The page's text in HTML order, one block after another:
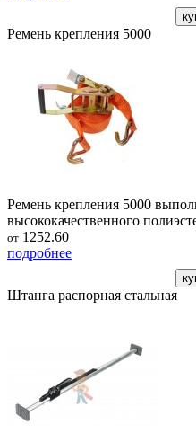
Ремень крепления 5000
Ремень крепления 5000
высококачественного
от 1252.60
подробнее
Штанга распорная стальная